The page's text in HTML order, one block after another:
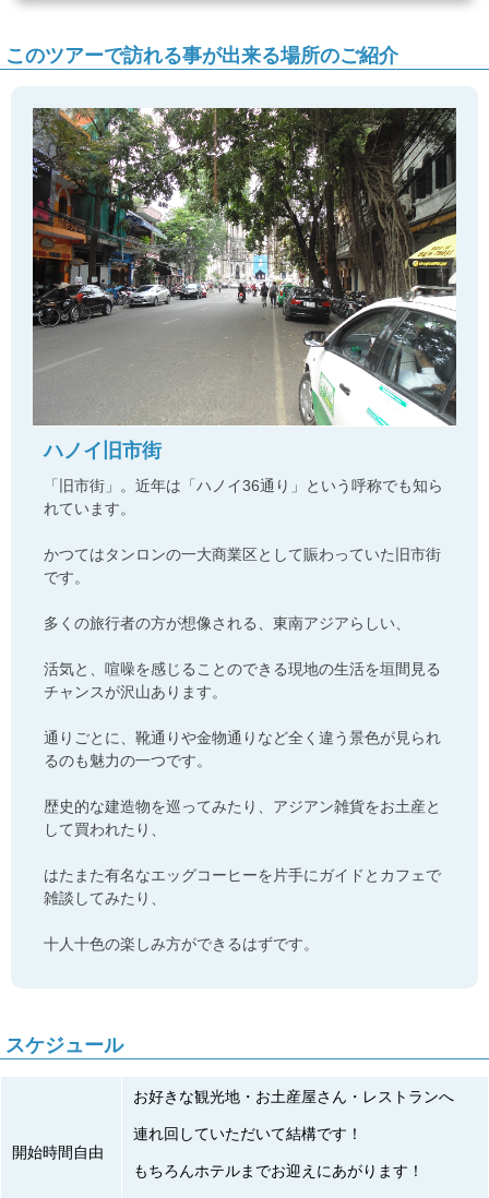
このツアーで訪れる事が出来る場所のご紹介
ハノイ旧市街
「旧市街」。近年は「ハノイ36通り」という呼称でも知ら
れています。
かつてはタンロンの一大商業区として賑わっていた旧市街
です。
多くの旅行者の方が想像される、東南アジアらしい、
活気と、喧噪を感じることのできる現地の生活を垣間見る
チャンスが沢山あります。
通りごとに、靴通りや金物通りなど全く違う景色が見られ
るのも魅力の一つです。
歴史的な建造物を巡ってみたり、アジアン雑貨をお土産と
して買われたり、
はたまた有名なエッグコーヒーを片手にガイドとカフェで
雑談してみたり、
十人十色の楽しみ方ができるはずです。
スケジュール
開始時間自由
お好きな観光地・お土産屋さん・レストランへ
連れ回していただいて結構です！
もちろんホテルまでお迎えにあがります！